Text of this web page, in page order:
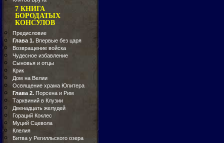
7 КНИГА
БОРОДАТЫХ
КОНСУЛОВ
Предисловие
Глава 1. Впервые без царя
Возвращение войска
Чудесное избавление
Сыновья и отцы
Крик
Дом на Велии
Освящение храма Юпитера
Глава 2. Порсена и Рим
Тарквиний в Клузии
Двенадцать желудей
Гораций Коклес
Муций Сцевола
Клелия
Битва у Регилльского озера